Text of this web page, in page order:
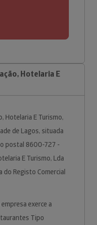
Hotelaria E
Hotelaria E Turismo,
de Lagos, situada
postal 8600-727 -
E Turismo, Lda
Registo Comercial
exerce a
Tipo